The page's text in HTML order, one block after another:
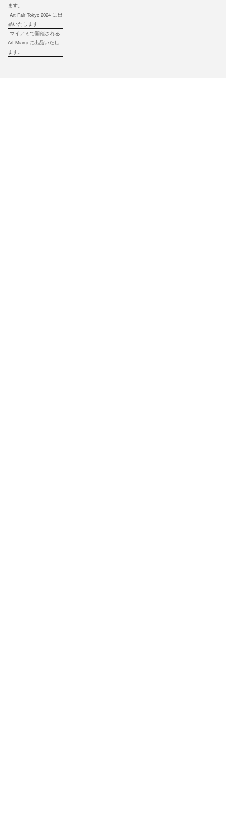
ます。
Art Fair Tokyo 2024 に出
品いたします
マイアミで開催される
Art Miami に出品いたし
ます。